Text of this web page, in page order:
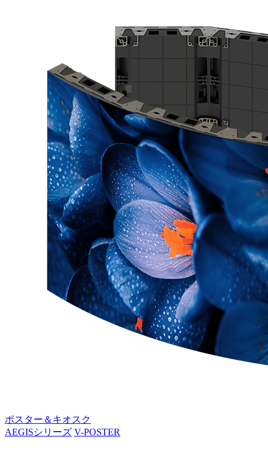
ポスター＆キオスク
AEGISシリーズ V-POSTER